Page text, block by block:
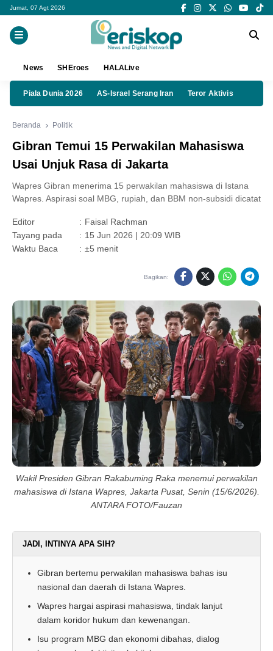
Jumat, 07 Agt 2026
News SHEroes HALALive
Piala Dunia 2026 AS-Israel Serang Iran Teror Aktivis
Beranda Politik
Gibran Temui 15 Perwakilan Mahasiswa
Usai Unjuk Rasa di Jakarta
Wapres Gibran menerima 15 perwakilan mahasiswa di Istana
Wapres. Aspirasi soal MBG, rupiah, dan BBM non-subsidi dicatat
Editor : Faisal Rachman
Tayang pada
: 15 Jun 2026 | 20:09 WIB
Waktu Baca
: ±5 menit
Bagikan:
Wakil Presiden Gibran Rakabuming Raka menemui perwakilan
mahasiswa di Istana Wapres, Jakarta Pusat, Senin (15/6/2026).
ANTARA FOTO/Fauzan
JADI, INTINYA APA SIH?
Gibran bertemu perwakilan mahasiswa bahas isu
nasional dan daerah di Istana Wapres.
Wapres hargai aspirasi mahasiswa, tindak lanjut
dalam koridor hukum dan kewenangan.
Isu program MBG dan ekonomi dibahas, dialog